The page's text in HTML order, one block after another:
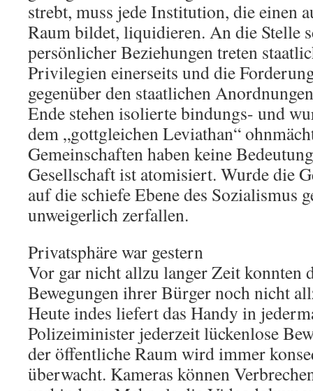
strebt, muss jede Institution, die einen
Raum bildet, liquidieren. An die Stelle
persönlicher Beziehungen treten
Privilegien einerseits und die
gegenüber den staatlichen
Ende stehen isolierte bindungs- und
dem „gottgleichen Leviathan“
Gemeinschaften haben keine
Gesellschaft ist atomisiert. Wurde die
auf die schiefe Ebene des Sozialismus
unweigerlich zerfallen.
Privatsphäre war gestern
Vor gar nicht allzu langer Zeit konnten
Bewegungen ihrer Bürger noch nicht
Heute indes liefert das Handy in
Polizeiminister jederzeit lückenlose
der öffentliche Raum wird immer
überwacht. Kameras können